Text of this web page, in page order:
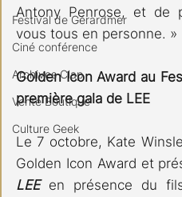
Festival de Gérardmer
Ciné conférence
Archives Clap
Vente Boutique
Culture Geek
Antony Penrose, et de
vous tous en personne. »
Golden Icon Award au
première gala de LEE
Le 7 octobre, Kate
LEE en présence du